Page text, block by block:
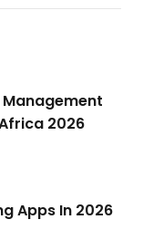
Management
2026
Apps In 2026